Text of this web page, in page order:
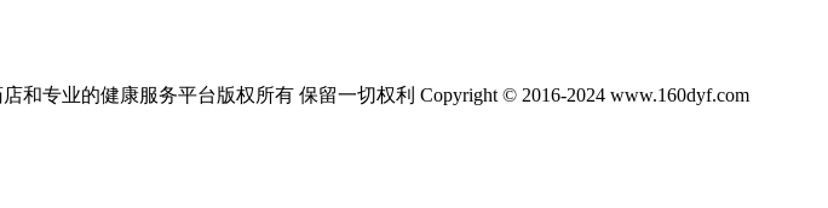
专业的健康服务平台版权所有 保留一切权利 Copyright © 2016-2024 www.160dyf.com